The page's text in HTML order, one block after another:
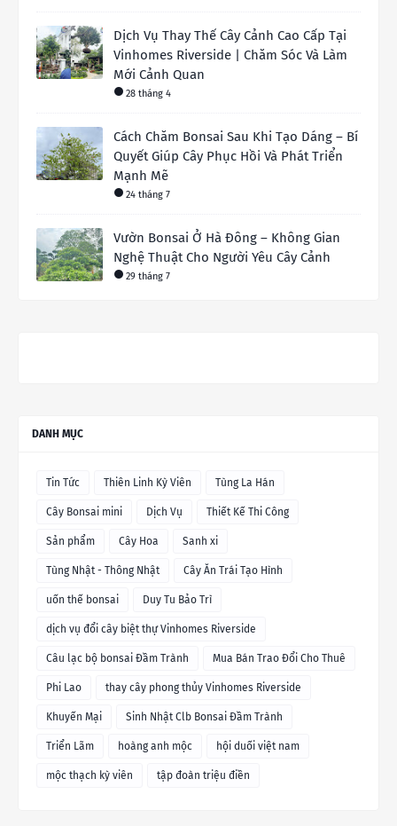
Dịch Vụ Thay Thế Cây Cảnh Cao Cấp Tại
Vinhomes Riverside | Chăm Sóc Và Làm
Mới Cảnh Quan
28 tháng 4
Cách Chăm Bonsai Sau Khi Tạo Dáng – Bí
Quyết Giúp Cây Phục Hồi Và Phát Triển
Mạnh Mẽ
24 tháng 7
Vườn Bonsai Ở Hà Đông – Không Gian
Nghệ Thuật Cho Người Yêu Cây Cảnh
29 tháng 7
DANH MỤC
Tin Tức Thiên Linh Kỳ Viên Tùng La Hán
Cây Bonsai mini Dịch Vụ Thiết Kế Thi Công
Sản phẩm Cây Hoa Sanh xi
Tùng Nhật - Thông Nhật Cây Ăn Trái Tạo Hình
uốn thế bonsai Duy Tu Bảo Trì
dịch vụ đổi cây biệt thự Vinhomes Riverside
Câu lạc bộ bonsai Đầm Trành Mua Bán Trao Đổi Cho Thuê
Phi Lao thay cây phong thủy Vinhomes Riverside
Khuyến Mại Sinh Nhật Clb Bonsai Đầm Trành
Triển Lãm hoàng anh mộc hội duối việt nam
mộc thạch kỳ viên tập đoàn triệu điền